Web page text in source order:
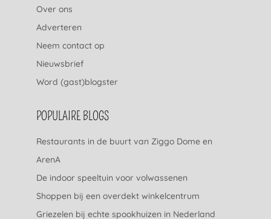
Over ons
Adverteren
Neem contact op
Nieuwsbrief
Word (gast)blogster
POPULAIRE BLOGS
Restaurants in de buurt van Ziggo Dome en
ArenA
De indoor speeltuin voor volwassenen
Shoppen bij een overdekt winkelcentrum
Griezelen bij echte spookhuizen in Nederland